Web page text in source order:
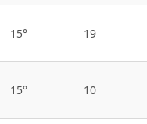
15° 19
15° 10